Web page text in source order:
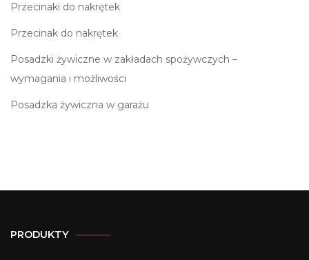
Przecinaki do nakrętek
Przecinak do nakrętek
Posadzki żywiczne w zakładach spożywczych –
wymagania i możliwości
Posadzka żywiczna w garażu
PRODUKTY